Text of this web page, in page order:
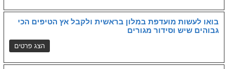
בואו לעשות מועדפת במלון בראשית ולקבל אץ הטיפים הכי
גבוהים שיש וסידור מגורים